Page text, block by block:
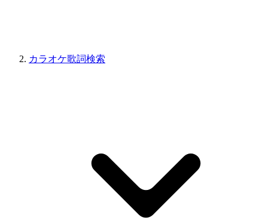
カラオケ歌詞検索